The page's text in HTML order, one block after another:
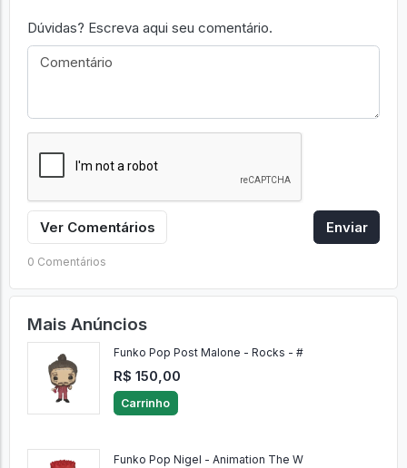
Dúvidas? Escreva aqui seu comentário.
Ver Comentários Enviar
0 Comentários
Mais Anúncios
Funko Pop Post Malone - Rocks - #
R$ 150,00
Carrinho
Funko Pop Nigel - Animation The W